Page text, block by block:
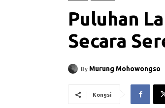
Puluhan
Secara
By Murung Mohowongso
Kongsi